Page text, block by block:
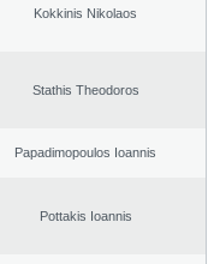
Kokkinis Nikolaos
Stathis Theodoros
Papadimopoulos Ioannis
Pottakis Ioannis